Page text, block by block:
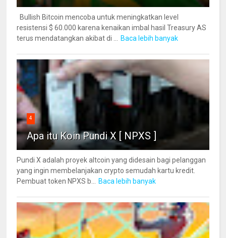
Bullish Bitcoin mencoba untuk meningkatkan level
resistensi $ 60.000 karena kenaikan imbal hasil Treasury AS
terus mendatangkan akibat di ...
Baca lebih banyak
4
Apa itu Koin Pundi X [ NPXS ]
Pundi X adalah proyek altcoin yang didesain bagi pelanggan
yang ingin membelanjakan crypto semudah kartu kredit.
Pembuat token NPXS b...
Baca lebih banyak